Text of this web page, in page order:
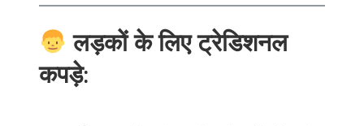
लड़कों के लिए ट्रेडिशनल
कपड़े: